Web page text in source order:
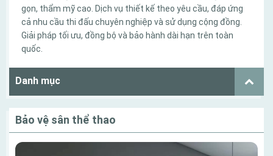
gọn, thẩm mỹ cao. Dịch vụ thiết kế theo yêu cầu, đáp ứng
cả nhu cầu thi đấu chuyên nghiệp và sử dụng cộng đồng.
Giải pháp tối ưu, đồng bộ và bảo hành dài hạn trên toàn
quốc.
Danh mục
Bảo vệ sân thể thao